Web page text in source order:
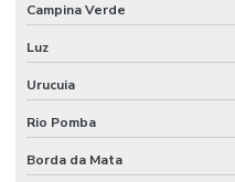
Campina Verde
Luz
Urucuia
Rio Pomba
Borda da Mata